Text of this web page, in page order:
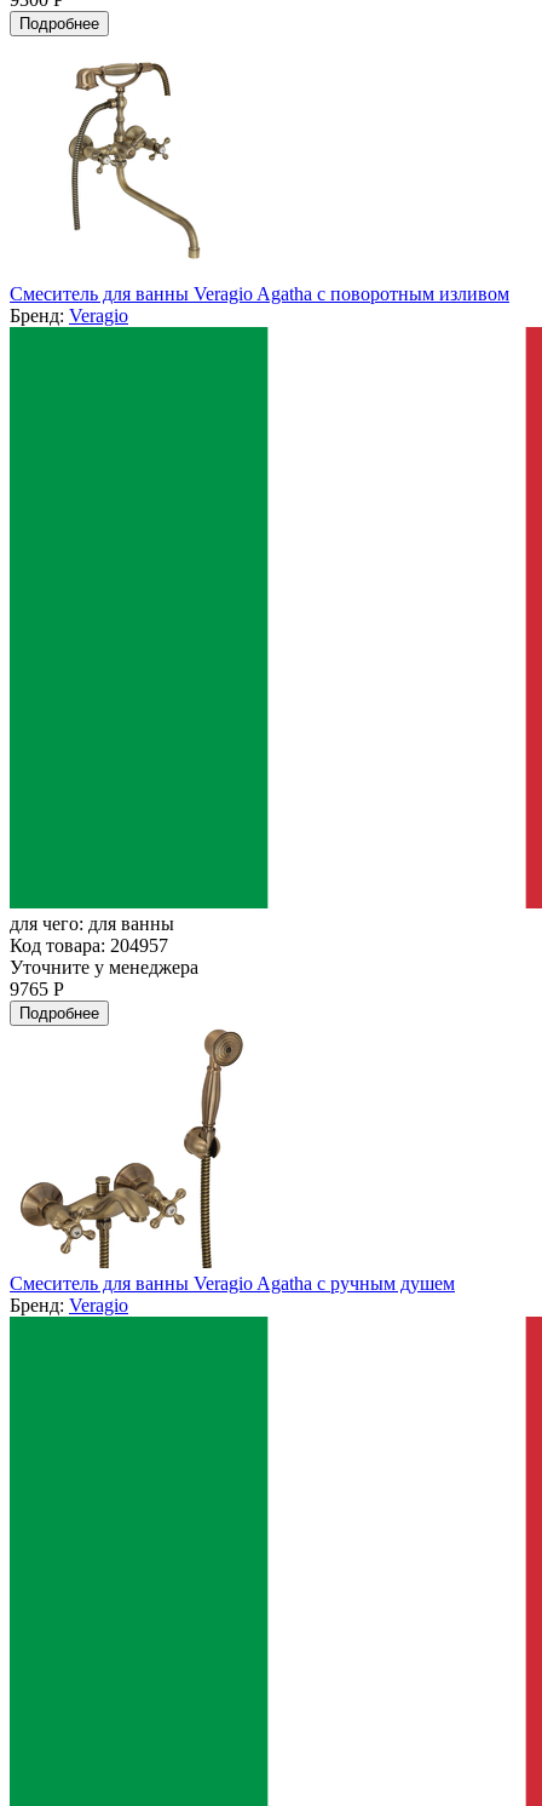
Подробнее
Смеситель для ванны Veragio Agatha с поворотным изливом
Бренд: Veragio
для чего: для ванны
Код товара: 204957
Уточните у менеджера
9765 Р
Подробнее
Смеситель для ванны Veragio Agatha с ручным душем
Бренд: Veragio